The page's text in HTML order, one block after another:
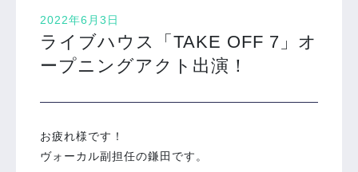
2022年6月3日
ライブハウス「TAKE OFF 7」オ
ープニングアクト出演！
お疲れ様です！
ヴォーカル副担任の鎌田です。